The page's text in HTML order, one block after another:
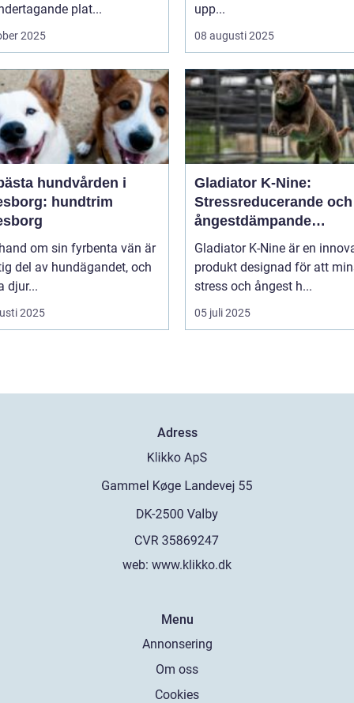
plat...
2025
upp...
08 augusti 2025
hundvården i
hundtrim
om sin fyrbenta vän är
del av hundägandet, och
djur...
2025
Gladiator K-Nine:
Stressreducerande och
ångestdämpande
hundhalsband
Gladiator K-Nine är en
produkt designad för att
stress och ångest h...
05 juli 2025
Adress
web: www.klikko.dk
Menu
Annonsering
Om oss
Cookies